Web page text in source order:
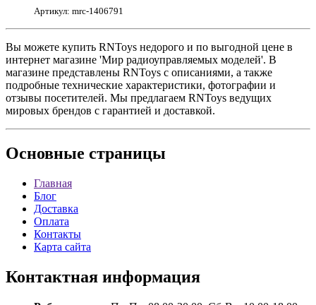
Артикул: mrc-1406791
Вы можете купить RNToys недорого и по выгодной цене в
интернет магазине 'Мир радиоуправляемых моделей'. В
магазине представлены RNToys с описаниями, а также
подробные технические характеристики, фотографии и
отзывы посетителей. Мы предлагаем RNToys ведущих
мировых брендов с гарантией и доставкой.
Основные страницы
Главная
Блог
Доставка
Оплата
Контакты
Карта сайта
Контактная информация